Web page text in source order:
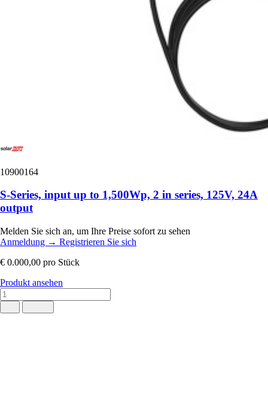
10900164
S-Series, input up to 1,500Wp, 2 in series, 125V, 24A
output
Melden Sie sich an, um Ihre Preise sofort zu sehen
Anmeldung → Registrieren Sie sich
€ 0.000,00 pro Stück
Produkt ansehen